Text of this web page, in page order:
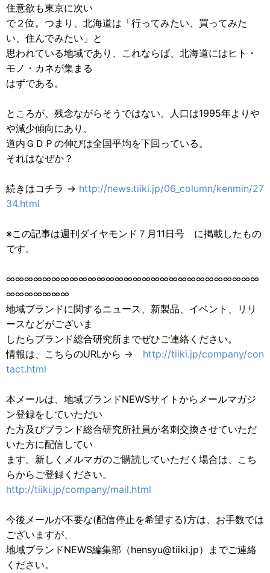
住意欲も東京に次い
で２位。つまり、北海道は「行ってみたい、買ってみた
い、住んでみたい」と
思われている地域であり、これならば、北海道にはヒト・
モノ・カネが集まる
はずである。
ところが、残念ながらそうではない。人口は1995年よりや
や減少傾向にあり、
道内ＧＤＰの伸びは全国平均を下回っている。
それはなぜか？
続きはコチラ → http://news.tiiki.jp/06_column/kenmin/27
34.html
※この記事は週刊ダイヤモンド７月11日号 に掲載したもの
です。
∞∞∞∞∞∞∞∞∞∞∞∞∞∞∞∞∞∞∞∞∞∞∞∞∞∞∞∞
∞∞∞∞∞∞∞
地域ブランドに関するニュース、新製品、イベント、リリ
ースなどがございま
したらブランド総合研究所までぜひご連絡ください。
情報は、こちらのURLから → http://tiiki.jp/company/con
tact.html
本メールは、地域ブランドNEWSサイトからメールマガジ
ン登録をしていただい
た方及びブランド総合研究所社員が名刺交換させていただ
いた方に配信してい
ます。新しくメルマガのご購読していただく場合は、こち
らからご登録ください。
http://tiiki.jp/company/mail.html
今後メールが不要な(配信停止を希望する)方は、お手数では
ございますが、
地域ブランドNEWS編集部（hensyu@tiiki.jp）までご連絡
ください。